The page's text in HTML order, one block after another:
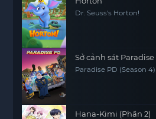
Dr. Seuss's Horton!
Sở cảnh sát
Paradise PD (Season 4)
Hana-Kimi (Phần 2)